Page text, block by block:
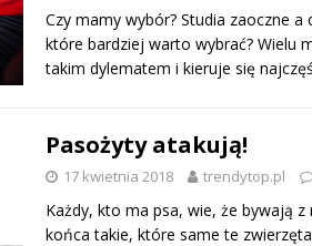
Czy mamy wybór? Studia zaoczne a
które bardziej warto wybrać? Wielu
takim dylematem i kieruje się
Pasożyty atakują!
17 kwietnia 2018 trendytop.pl
Każdy, kto ma psa, wie, że bywają
końca takie, które same te